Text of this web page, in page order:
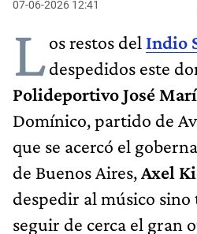
07-06-2026 12:41
Los restos del Indio
despedidos este
Polideportivo José
Domínico, partido de
que se acercó el
de Buenos Aires,Axel
despedir al músico
seguir de cerca el gran